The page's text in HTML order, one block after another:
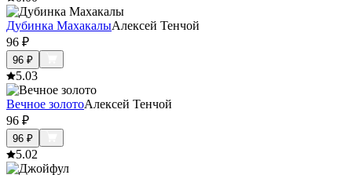
Дубинка МахакалыАлексей Тенчой
96 ₽
96 ₽
5.03
Вечное золотоАлексей Тенчой
96 ₽
96 ₽
5.02